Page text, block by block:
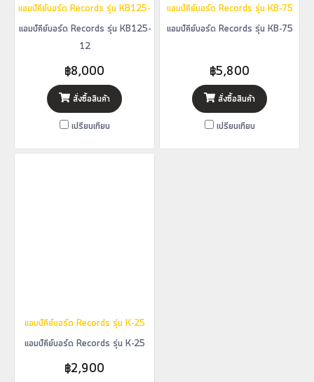
แอมป์คีย์บอร์ด Records รุ่น KB125-12
แอมป์คีย์บอร์ด Records รุ่น KB125-
12
฿8,000
สั่งซื้อสินค้า
เปรียบเทียบ
แอมป์คีย์บอร์ด Records รุ่น KB-75
แอมป์คีย์บอร์ด Records รุ่น KB-75
฿5,800
สั่งซื้อสินค้า
เปรียบเทียบ
แอมป์คีย์บอร์ด Records รุ่น K-25
แอมป์คีย์บอร์ด Records รุ่น K-25
฿2,900